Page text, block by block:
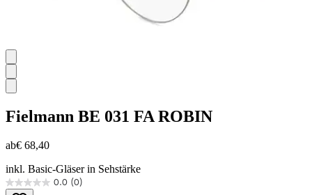
Fielmann BE 031 FA ROBIN
ab€ 68,40
inkl. Basic-Gläser in Sehstärke
0.0 (0)
0.0